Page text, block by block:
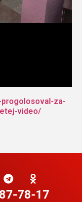
za-
video/
78-17